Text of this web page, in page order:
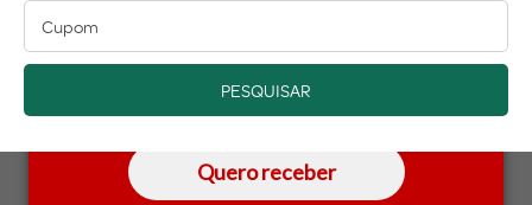
Eu concordo em receber comunicações.
A nossa empresa está comprometida a proteger e
respeitar sua privacidade, acesse nossa
Quero receber
PESQUISAR